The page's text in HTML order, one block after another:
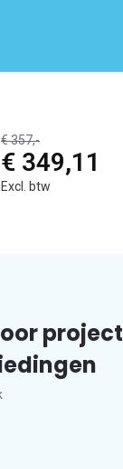
€ 357,-
€ 349,11
Excl. btw
project